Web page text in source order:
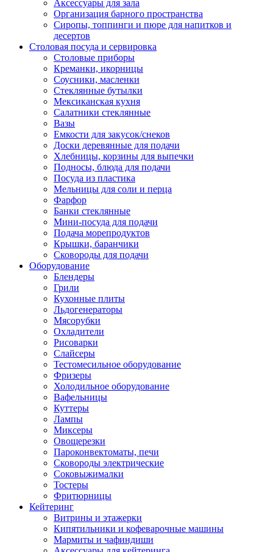
Аксессуары для зала
Организация барного пространства
Сиропы, топпинги и пюре для напитков и
десертов
Столовая посуда и сервировка
Столовые приборы
Креманки, икорницы
Соусники, масленки
Стеклянные бутылки
Мексиканская кухня
Салатники стеклянные
Вазы
Емкости для закусок/снеков
Доски деревянные для подачи
Хлебницы, корзины для выпечки
Подносы, блюда для подачи
Посуда из пластика
Мельницы для соли и перца
Фарфор
Банки стеклянные
Мини-посуда для подачи
Подача морепродуктов
Крышки, баранчики
Сковороды для подачи
Оборудование
Блендеры
Грили
Кухонные плиты
Льдогенераторы
Мясорубки
Охладители
Рисоварки
Слайсеры
Тестомесильное оборудование
Фризеры
Холодильное оборудование
Вафельницы
Куттеры
Лампы
Миксеры
Овощерезки
Пароконвектоматы, печи
Сковороды электрические
Соковыжималки
Тостеры
Фритюрницы
Кейтеринг
Витрины и этажерки
Кипятильники и кофеварочные машины
Мармиты и чафиндиши